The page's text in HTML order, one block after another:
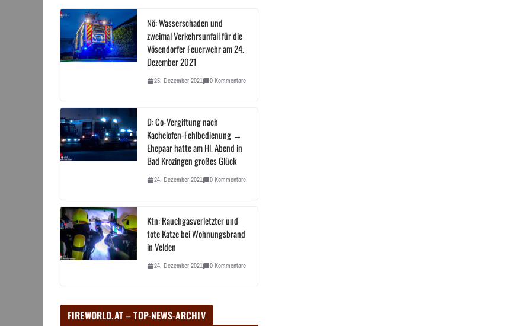
Nö: Wasserschaden und
zweimal Verkehrsunfall für die
Vösendorfer Feuerwehr am 24.
Dezember 2021
25. Dezember 2021 0 Kommentare
D: Co-Vergiftung nach
Kachelofen-Fehlbedienung →
Ehepaar hatte am Hl. Abend in
Bad Krozingen großes Glück
24. Dezember 2021 0 Kommentare
Ktn: Rauchgasverletzter und
tote Katze bei Wohnungsbrand
in Velden
24. Dezember 2021 0 Kommentare
FIREWORLD.AT – TOP-NEWS-ARCHIV